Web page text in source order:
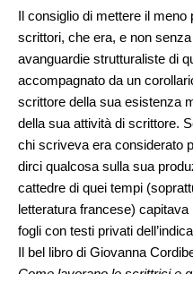
Il consiglio di mettere il meno
scrittori, che era, e non
avanguardie strutturaliste di
accompagnato da un
scrittore della sua esistenza
della sua attività di scrittore.
chi scriveva era considerato
dirci qualcosa sulla sua
cattedre di quei tempi
letteratura francese)
fogli con testi privati
Il bel libro di Giovanna
Come lavorano le scrittrici e